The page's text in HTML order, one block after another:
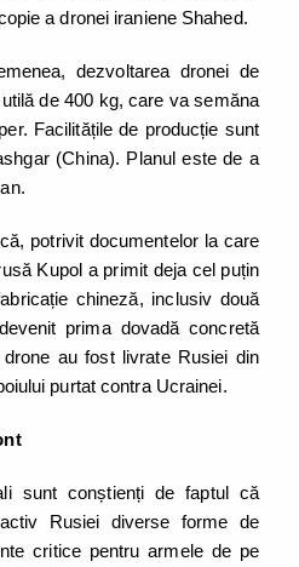
a dronei iraniene Shahed.
dezvoltarea dronei de
de 400 kg, care va semăna
Facilitățile de producție sunt
(China). Planul este de a
potrivit documentelor la care
Kupol a primit deja cel puțin
chineză, inclusiv două
prima dovadă concretă
au fost livrate Rusiei din
purtat contra Ucrainei.
sunt conștienți de faptul că
Rusiei diverse forme de
critice pentru armele de pe